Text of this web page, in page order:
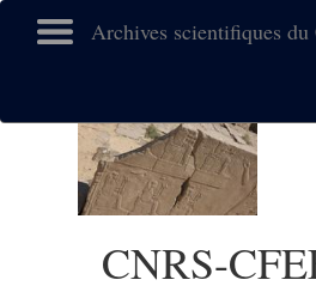
Archives scientifiques
CNRS-